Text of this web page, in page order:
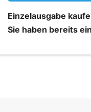
Einzelausgabe
Sie haben bereits